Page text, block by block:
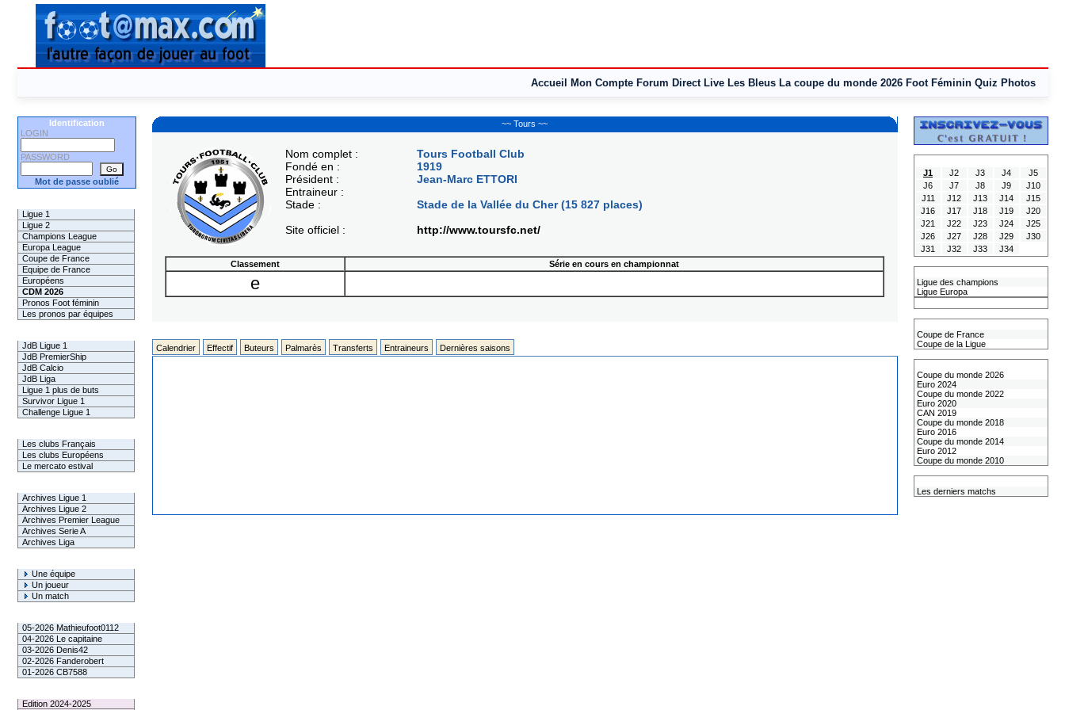
Accueil Mon Compte Forum Direct Live Les Bleus La coupe du monde 2026 Foot Féminin Quiz Photos
Identification
LOGIN
PASSWORD
Mot de passe oublié
Ligue 1
Ligue 2
Champions League
Europa League
Coupe de France
Equipe de France
Européens
CDM 2026
Pronos Foot féminin
Les pronos par équipes
JdB Ligue 1
JdB PremierShip
JdB Calcio
JdB Liga
Ligue 1 plus de buts
Survivor Ligue 1
Challenge Ligue 1
Les clubs Français
Les clubs Européens
Le mercato estival
Archives Ligue 1
Archives Ligue 2
Archives Premier League
Archives Serie A
Archives Liga
Une équipe
Un joueur
Un match
05-2026 Mathieufoot0112
04-2026 Le capitaine
03-2026 Denis42
02-2026 Fanderobert
01-2026 CB7588
Edition 2024-2025
~~ Tours ~~
Nom complet :
Fondé en :
Président :
Entraineur :
Stade :
Site officiel :
Tours Football Club
1919
Jean-Marc ETTORI
Stade de la Vallée du Cher (15 827 places)
http://www.toursfc.net/
Classement Série en cours en championnat
e
Calendrier Effectif Buteurs Palmarès Transferts Entraineurs Dernières saisons
J1
J2 J3 J4
J5
J6
J7 J8 J9
J10
J11
J12 J13 J14
J15
J16
J17 J18 J19
J20
J21
J22 J23 J24
J25
J26
J27 J28 J29
J30
J31
J32 J33 J34
Ligue des champions
Ligue Europa
Coupe de France
Coupe de la Ligue
Coupe du monde 2026
Euro 2024
Coupe du monde 2022
Euro 2020
CAN 2019
Coupe du monde 2018
Euro 2016
Coupe du monde 2014
Euro 2012
Coupe du monde 2010
Les derniers matchs